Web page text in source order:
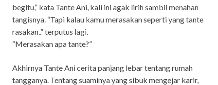
begitu,” kata Tante Ani, kali ini agak lirih sambil menahan
tangisnya. “Tapi kalau kamu merasakan seperti yang tante
rasakan..” terputus lagi.
“Merasakan apa tante?”
Akhirnya Tante Ani cerita panjang lebar tentang rumah
tangganya. Tentang suaminya yang sibuk mengejar karir,